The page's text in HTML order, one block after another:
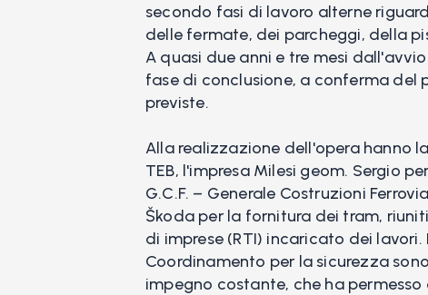
secondo fasi di lavoro alterne
delle fermate, dei parcheggi, della
A quasi due anni e tre mesi
fase di conclusione, a conferma del
previste.
Alla realizzazione dell'opera hanno
TEB, l'impresa Milesi geom. Sergio
G.C.F. – Generale Costruzioni
Škoda per la fornitura dei tram,
di imprese (RTI) incaricato dei lavori.
Coordinamento per la sicurezza
impegno costante, che ha